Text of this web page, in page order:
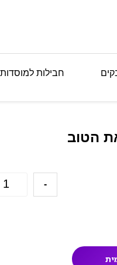
חבילות
הטוב
-